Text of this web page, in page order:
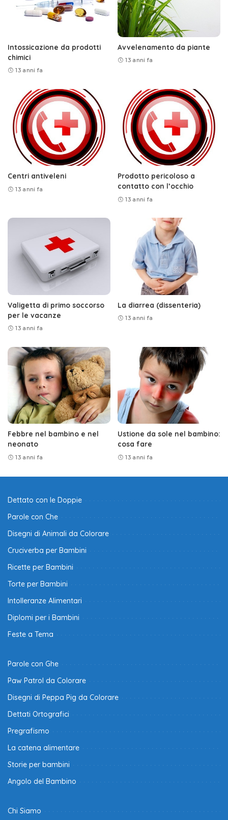
Intossicazione da prodotti
chimici
13 anni fa
Avvelenamento da piante
13 anni fa
Centri antiveleni
13 anni fa
Prodotto pericoloso a
contatto con l’occhio
13 anni fa
Valigetta di primo soccorso
per le vacanze
13 anni fa
La diarrea (dissenteria)
13 anni fa
Febbre nel bambino e nel
neonato
13 anni fa
Ustione da sole nel bambino:
cosa fare
13 anni fa
Dettato con le Doppie
Parole con Che
Disegni di Animali da Colorare
Cruciverba per Bambini
Ricette per Bambini
Torte per Bambini
Intolleranze Alimentari
Diplomi per i Bambini
Feste a Tema
Parole con Ghe
Paw Patrol da Colorare
Disegni di Peppa Pig da Colorare
Dettati Ortografici
Pregrafismo
La catena alimentare
Storie per bambini
Angolo del Bambino
Chi Siamo